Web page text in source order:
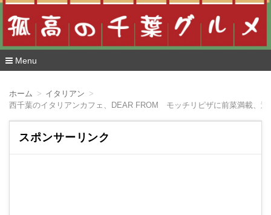
Menu
ホーム
イタリアン
西千葉のイタリアンカフェ、DEAR FROM モッチリピザに前菜満載、週
スポンサーリンク